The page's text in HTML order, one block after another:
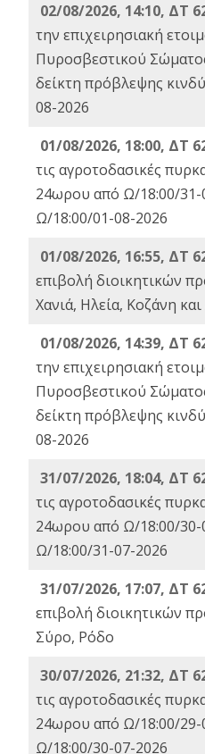
02/08/2026, 14:10, ΔΤ
την επιχειρησιακή
Πυροσβεστικού
δείκτη πρόβλεψης
08-2026
01/08/2026, 18:00, ΔΤ
τις αγροτοδασικές
24ωρου από Ω/18:00/31-
Ω/18:00/01-08-2026
01/08/2026, 16:55, ΔΤ
επιβολή διοικητικών
Χανιά, Ηλεία, Κοζάνη και
01/08/2026, 14:39, ΔΤ
την επιχειρησιακή
Πυροσβεστικού
δείκτη πρόβλεψης
08-2026
31/07/2026, 18:04, ΔΤ
τις αγροτοδασικές
24ωρου από Ω/18:00/30-
Ω/18:00/31-07-2026
31/07/2026, 17:07, ΔΤ
επιβολή διοικητικών
Σύρο, Ρόδο
30/07/2026, 21:32, ΔΤ
τις αγροτοδασικές
24ωρου από Ω/18:00/29-
Ω/18:00/30-07-2026